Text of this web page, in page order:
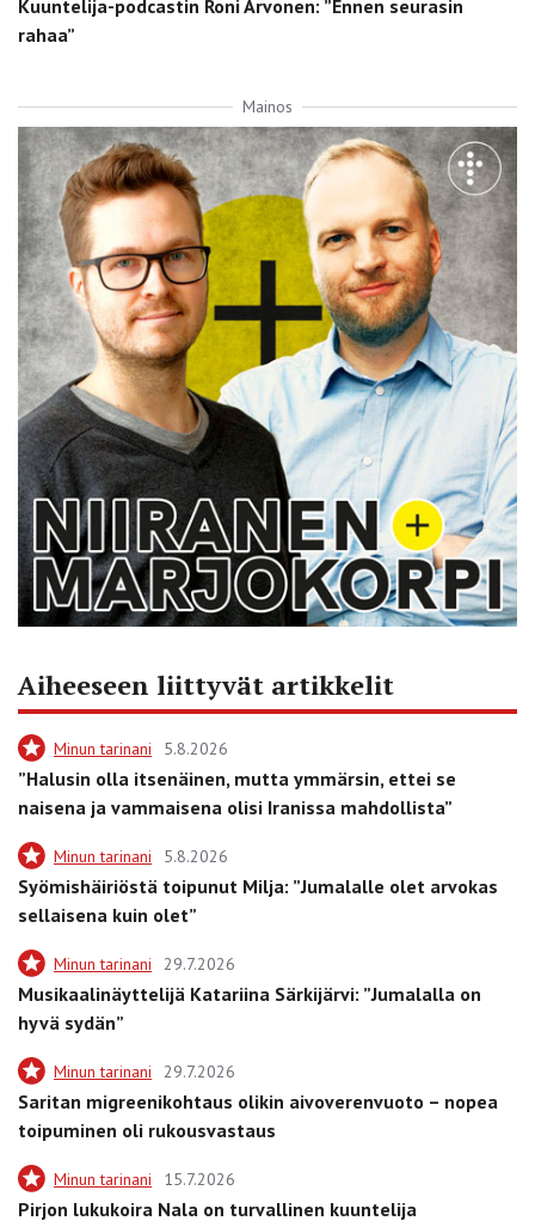
Kuuntelija-podcastin Roni Arvonen: ”Ennen seurasin
rahaa”
Mainos
Aiheeseen liittyvät artikkelit
Minun tarinani 5.8.2026
”Halusin olla itsenäinen, mutta ymmärsin, ettei se
naisena ja vammaisena olisi Iranissa mahdollista”
Minun tarinani 5.8.2026
Syömishäiriöstä toipunut Milja: ”Jumalalle olet arvokas
sellaisena kuin olet”
Minun tarinani 29.7.2026
Musikaalinäyttelijä Katariina Särkijärvi: ”Jumalalla on
hyvä sydän”
Minun tarinani 29.7.2026
Saritan migreenikohtaus olikin aivoverenvuoto – nopea
toipuminen oli rukousvastaus
Minun tarinani 15.7.2026
Pirjon lukukoira Nala on turvallinen kuuntelija